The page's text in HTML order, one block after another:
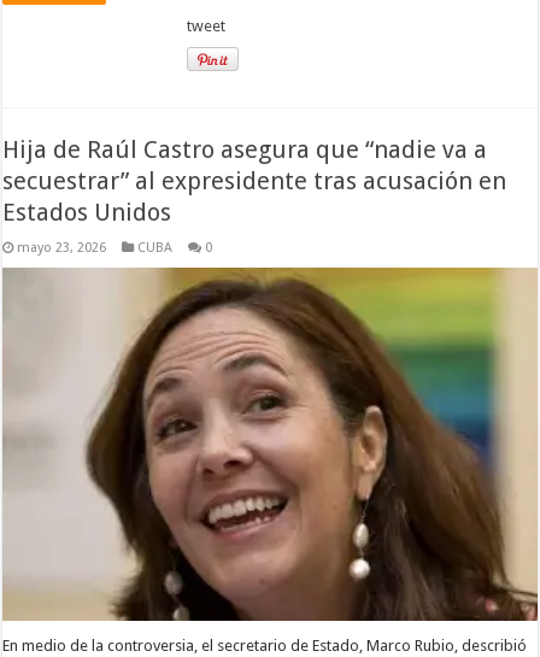
tweet
Hija de Raúl Castro asegura que “nadie va a
secuestrar” al expresidente tras acusación en
Estados Unidos
mayo 23, 2026 CUBA 0
En medio de la controversia, el secretario de Estado, Marco Rubio, describió